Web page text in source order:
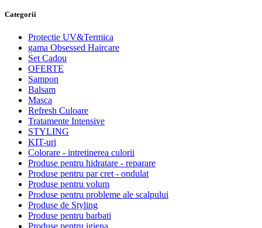
Categorii
Protectie UV&Termica
gama Obsessed Haircare
Set Cadou
OFERTE
Sampon
Balsam
Masca
Refresh Culoare
Tratamente Intensive
STYLING
KIT-uri
Colorare - intretinerea culorii
Produse pentru hidratare - reparare
Produse pentru par cret - ondulat
Produse pentru volum
Produse pentru probleme ale scalpului
Produse de Styling
Produse pentru barbati